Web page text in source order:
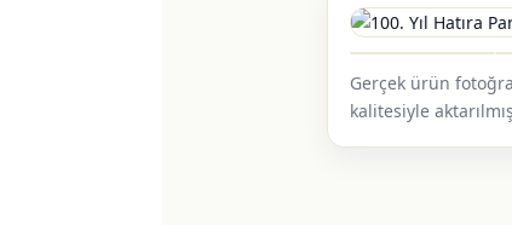
Gerçek ürün
kalitesiyle